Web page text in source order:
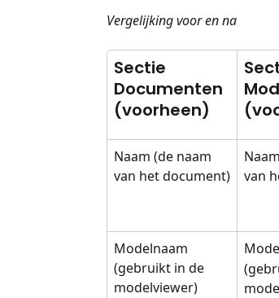
Vergelijking voor en na
Sectie
Documenten
(voorheen)
Naam (de naam
van het document)
van
Modelnaam
(gebruikt in de
modelviewer)